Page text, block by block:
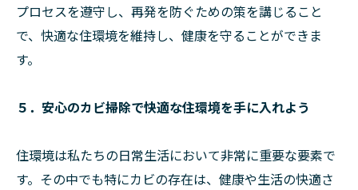
プロセスを遵守し、再発を防ぐための策を講じること
で、快適な住環境を維持し、健康を守ることができま
す。
５．安心のカビ掃除で快適な住環境を手に入れよう
住環境は私たちの日常生活において非常に重要な要素で
す。その中でも特にカビの存在は、健康や生活の快適さ